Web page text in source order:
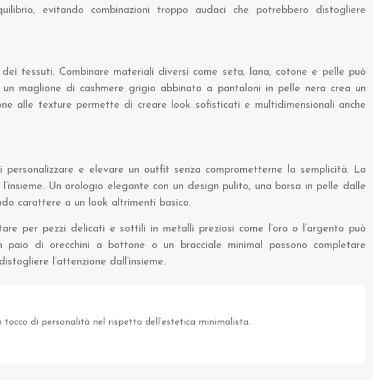
evitando combinazioni troppo audaci che potrebbero distogliere
tessuti. Combinare materiali diversi come seta, lana, cotone e pelle può
maglione di cashmere grigio abbinato a pantaloni in pelle nera crea un
alle texture permette di creare look sofisticati e multidimensionali anche
e elevare un outfit senza comprometterne la semplicità. La
Un orologio elegante con un design pulito, una borsa in pelle dalle
carattere a un look altrimenti basico.
per pezzi delicati e sottili in metalli preziosi come l’oro o l’argento può
di orecchini a bottone o un bracciale minimal possono completare
l’attenzione dall’insieme.
tocco di personalità nel rispetto dell’estetica minimalista.